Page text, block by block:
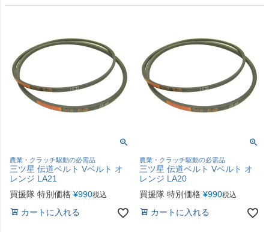
農業・クラッチ駆動の必需品
三ツ星 伝道ベルト Vベルト オ
レンジ LA21
買援隊 特別価格 ¥990税込
カートに入れる
農業・クラッチ駆動の必需品
三ツ星 伝道ベルト Vベルト オ
レンジ LA20
買援隊 特別価格 ¥990税込
カートに入れる